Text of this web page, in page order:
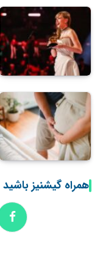
همراه گیشنیز باشید